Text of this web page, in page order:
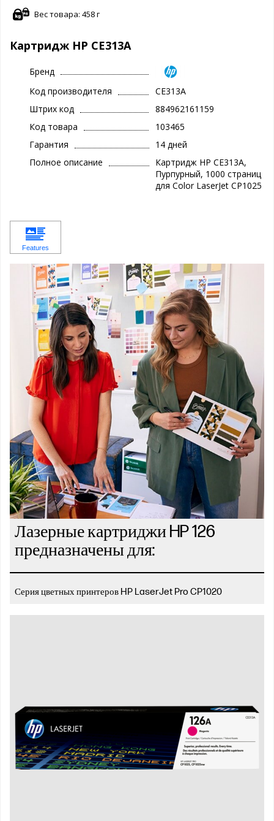
Вес товара: 458 г
Картридж HP CE313A
Бренд
Код производителя
CE313A
Штрих код
884962161159
Код товара
103465
Гарантия
14 дней
Полное описание
Картридж HP CE313A,
Пурпурный, 1000 страниц
для Color LaserJet CP1025
Лазерные картриджи HP 126
предназначены для:
Серия цветных принтеров HP LaserJet Pro CP1020